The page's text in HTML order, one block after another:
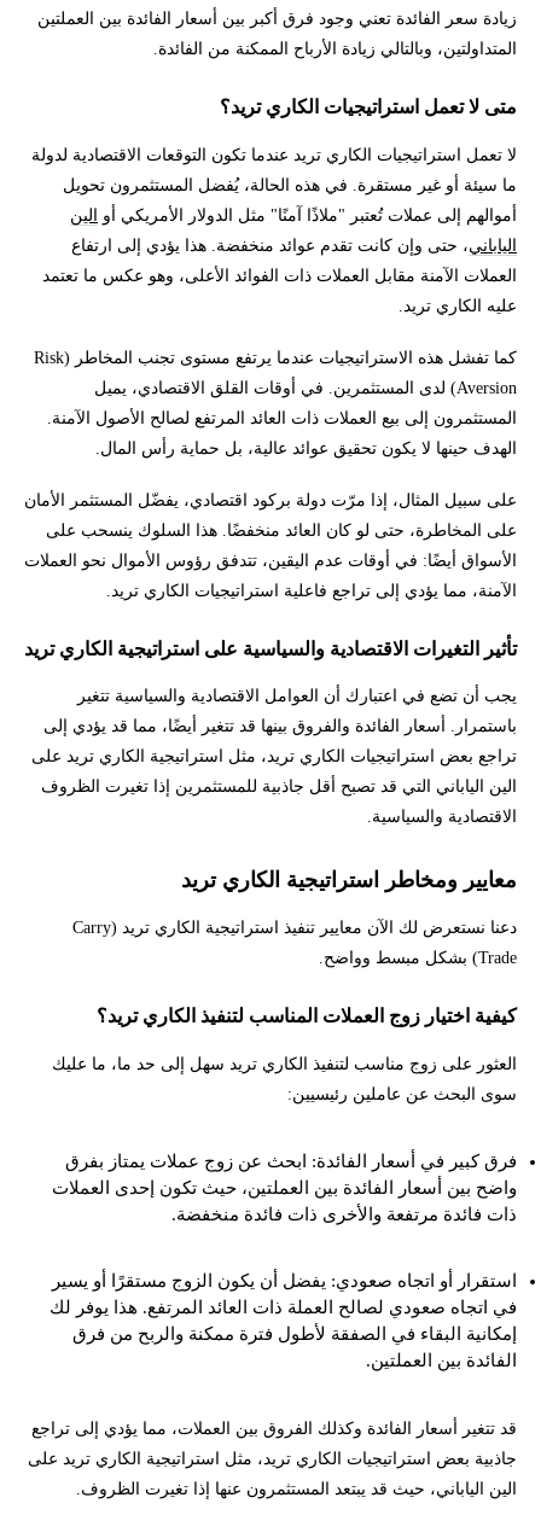
زيادة سعر الفائدة تعني وجود فرق أكبر بين أسعار الفائدة بين العملتين
المتداولتين، وبالتالي زيادة الأرباح الممكنة من الفائدة.
متى لا تعمل استراتيجيات الكاري تريد؟
لا تعمل استراتيجيات الكاري تريد عندما تكون التوقعات الاقتصادية لدولة
ما سيئة أو غير مستقرة. في هذه الحالة، يُفضل المستثمرون تحويل
أموالهم إلى عملات تُعتبر "ملاذًا آمنًا" مثل الدولار الأمريكي أو الين
الياباني، حتى وإن كانت تقدم عوائد منخفضة. هذا يؤدي إلى ارتفاع
العملات الآمنة مقابل العملات ذات الفوائد الأعلى، وهو عكس ما تعتمد
عليه الكاري تريد.
كما تفشل هذه الاستراتيجيات عندما يرتفع مستوى تجنب المخاطر (Risk
Aversion) لدى المستثمرين. في أوقات القلق الاقتصادي، يميل
المستثمرون إلى بيع العملات ذات العائد المرتفع لصالح الأصول الآمنة.
الهدف حينها لا يكون تحقيق عوائد عالية، بل حماية رأس المال.
على سبيل المثال، إذا مرّت دولة بركود اقتصادي، يفضّل المستثمر الأمان
على المخاطرة، حتى لو كان العائد منخفضًا. هذا السلوك ينسحب على
الأسواق أيضًا: في أوقات عدم اليقين، تتدفق رؤوس الأموال نحو العملات
الآمنة، مما يؤدي إلى تراجع فاعلية استراتيجيات الكاري تريد.
تأثير التغيرات الاقتصادية والسياسية على استراتيجية الكاري تريد
يجب أن تضع في اعتبارك أن العوامل الاقتصادية والسياسية تتغير
باستمرار. أسعار الفائدة والفروق بينها قد تتغير أيضًا، مما قد يؤدي إلى
تراجع بعض استراتيجيات الكاري تريد، مثل استراتيجية الكاري تريد على
الين الياباني التي قد تصبح أقل جاذبية للمستثمرين إذا تغيرت الظروف
الاقتصادية والسياسية.
معايير ومخاطر استراتيجية الكاري تريد
دعنا نستعرض لك الآن معايير تنفيذ استراتيجية الكاري تريد (Carry
Trade) بشكل مبسط وواضح.
كيفية اختيار زوج العملات المناسب لتنفيذ الكاري تريد؟
العثور على زوج مناسب لتنفيذ الكاري تريد سهل إلى حد ما، ما عليك
سوى البحث عن عاملين رئيسيين:
فرق كبير في أسعار الفائدة: ابحث عن زوج عملات يمتاز بفرق
واضح بين أسعار الفائدة بين العملتين، حيث تكون إحدى العملات
ذات فائدة مرتفعة والأخرى ذات فائدة منخفضة.
استقرار أو اتجاه صعودي: يفضل أن يكون الزوج مستقرًا أو يسير
في اتجاه صعودي لصالح العملة ذات العائد المرتفع. هذا يوفر لك
إمكانية البقاء في الصفقة لأطول فترة ممكنة والربح من فرق
الفائدة بين العملتين.
قد تتغير أسعار الفائدة وكذلك الفروق بين العملات، مما يؤدي إلى تراجع
جاذبية بعض استراتيجيات الكاري تريد، مثل استراتيجية الكاري تريد على
الين الياباني، حيث قد يبتعد المستثمرون عنها إذا تغيرت الظروف.